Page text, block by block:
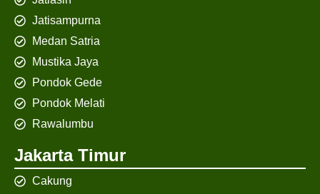
Jatisampurna
Medan Satria
Mustika Jaya
Pondok Gede
Pondok Melati
Rawalumbu
Jakarta Timur
Cakung